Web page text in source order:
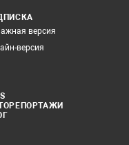
версия
версия